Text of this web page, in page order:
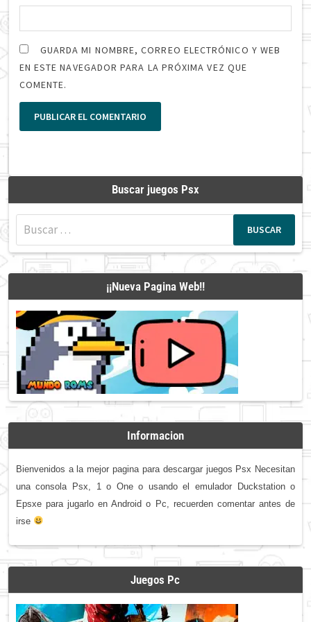
GUARDA MI NOMBRE, CORREO ELECTRÓNICO Y WEB
EN ESTE NAVEGADOR PARA LA PRÓXIMA VEZ QUE
COMENTE.
Buscar juegos Psx
Buscar:
¡¡Nueva Pagina Web!!
Informacion
Bienvenidos a la mejor pagina para descargar juegos Psx Necesitan
una consola Psx, 1 o One o usando el emulador Duckstation o
Epsxe para jugarlo en Android o Pc, recuerden comentar antes de
irse
Juegos Pc